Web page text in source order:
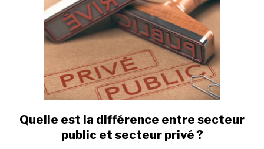
link
to
Quelle est la différence entre secteur
public et secteur privé ?